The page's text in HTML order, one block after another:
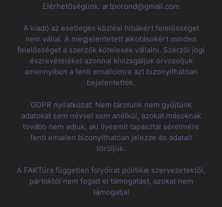
Elérhetőségünk: artporond@gmail.com
A kiadó az esetleges közlési hibákért felelősséget
nem vállal. A megjelentetett alkotásokért minden
felelősséget a szerzők kötelesek vállalni. Szerzői jogi
észrevételéket azonnal kivizsgáljuk orvosoljuk
amennyiben a fenti emailcímre azt bizonyíthatóan
bejelentették.
GDPR nyilatkozat: Nem tárolunk nem gyűjtünk
adatokat sem névvel sem anélkül, azokat másoknak
tovább nem adjuk, aki ilyesmit tapasztal sérelmére
fenti emailen bizonyíthatóan jelezze és adatait
töröljük.
A FAKTúra független folyóirat politikai szervezetektől,
pártoktól nem fogad el támogatást, azokat nem
támogatja!